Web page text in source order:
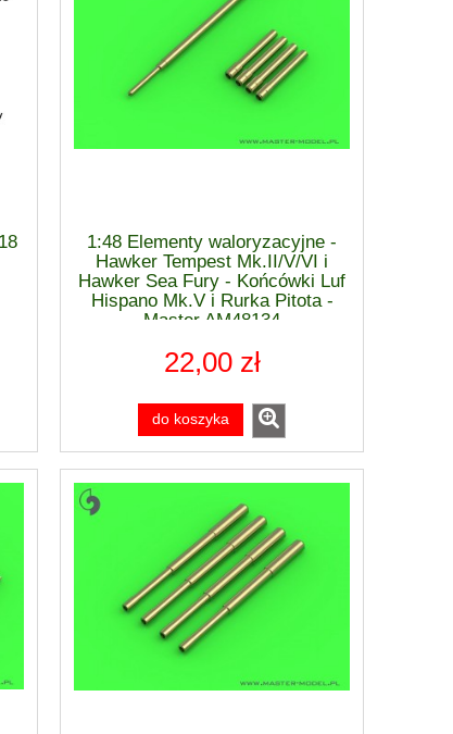
Warhammer 40 000 Astra Militarum -
LEMAN RUSS BATTLE TANK 47-06
203,00 zł
Cena regularna:240,00 zł
1:48 Elementy waloryzacyjne -
Hawker Tempest Mk.II/V/VI i
Hawker Sea Fury - Końcówki Luf
Hispano Mk.V i Rurka Pitota -
Master AM48134
22,00 zł
do koszyka